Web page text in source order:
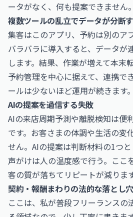
ータがなく、何も提案できません。
複数ツールの乱立でデータが分断
集客はこのアプリ、予約は別のア
バラバラに導入すると、データが
します。結果、作業が増えて本末
予約管理を中心に据えて、連携で
ールは少ないほど運用が続きます。
AIの提案を過信する失敗
AIの来店周期予測や離脱検知は便
です。お客さまの体調や生活の変
せん。AIの提案は判断材料の1つ
声がけは人の温度感で行う。ここ
客の質が落ちてリピートが減ります
契約・報酬まわりの法的な落とし穴
ここは、私が普段フリーランスの